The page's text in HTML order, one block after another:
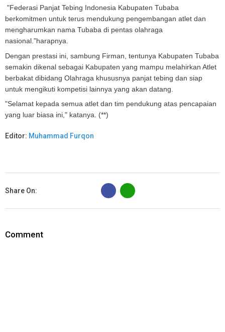
"Federasi Panjat Tebing Indonesia Kabupaten Tubaba
berkomitmen untuk terus mendukung pengembangan atlet dan
mengharumkan nama Tubaba di pentas olahraga
nasional."harapnya.
Dengan prestasi ini, sambung Firman, tentunya Kabupaten Tubaba
semakin dikenal sebagai Kabupaten yang mampu melahirkan Atlet
berbakat dibidang Olahraga khususnya panjat tebing dan siap
untuk mengikuti kompetisi lainnya yang akan datang.
"Selamat kepada semua atlet dan tim pendukung atas pencapaian
yang luar biasa ini," katanya. (**)
Editor: Muhammad Furqon
Share On:
B
Comment